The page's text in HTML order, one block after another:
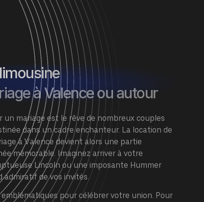
à Valence ou autour
un mariage est le rêve de nombreux couples
dans un cadre enchanteur. La location de
eà Valence devient alors une partie
mémorable. Imaginez arriver à votre
Lincoln ou une imposante Hummer
admiratif de vos invités.
pour célébrer votre union. Pour